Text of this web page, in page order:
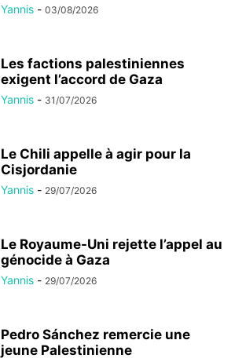
Yannis - 03/08/2026
Les factions palestiniennes
exigent l’accord de Gaza
Yannis - 31/07/2026
Le Chili appelle à agir pour la
Cisjordanie
Yannis - 29/07/2026
Le Royaume-Uni rejette l’appel au
génocide à Gaza
Yannis - 29/07/2026
Pedro Sánchez remercie une
jeune Palestinienne